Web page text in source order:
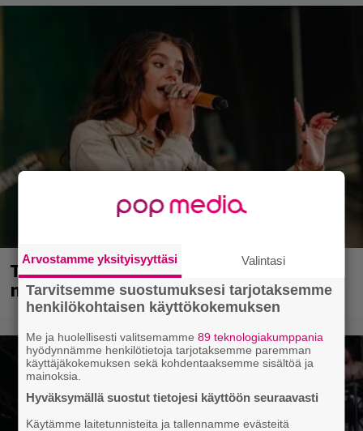
Tampereella sunnuntaina superpäivä –
nämä artistit mukana
Arvostamme yksityisyyttäsi Valintasi
Tarvitsemme suostumuksesi tarjotaksemme
henkilökohtaisen käyttökokemuksen
Me ja huolellisesti valitsemamme89 teknologiakumppania
hyödynnämme henkilötietoja tarjotaksemme paremman
käyttäjäkokemuksen sekä kohdentaaksemme sisältöä ja
mainoksia.
Hyväksymällä suostut tietojesi käyttöön seuraavasti
Käytämme laitetunnisteita ja tallennamme evästeitä